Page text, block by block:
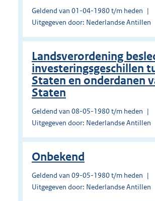
Geldend van 01-04-1980 t/m heden
Uitgegeven door: Nederlandse Antillen
Landsverordening
investeringsgeschillen
Staten en onderdanen
Staten
Geldend van 08-05-1980 t/m heden
Uitgegeven door: Nederlandse Antillen
Onbekend
Geldend van 09-05-1980 t/m heden
Uitgegeven door: Nederlandse Antillen